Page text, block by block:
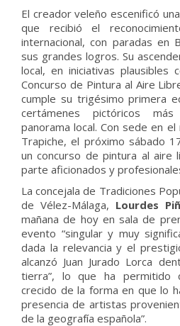
El creador veleño escenificó
que recibió el
internacional, con paradas en
sus grandes logros. Su
local, en iniciativas plausibles
Concurso de Pintura al Aire
cumple su trigésimo primera
certámenes pictóricos
panorama local. Con sede en el
Trapiche, el próximo sábado
un concurso de pintura al aire
parte aficionados y
La concejala de Tradiciones
de Vélez-Málaga, Lourdes
mañana de hoy en sala de
evento “singular y muy
dada la relevancia y el
alcanzó Juan Jurado Lorca
tierra”, lo que ha permitido
crecido de la forma en que lo
presencia de artistas
de la geografía española”.